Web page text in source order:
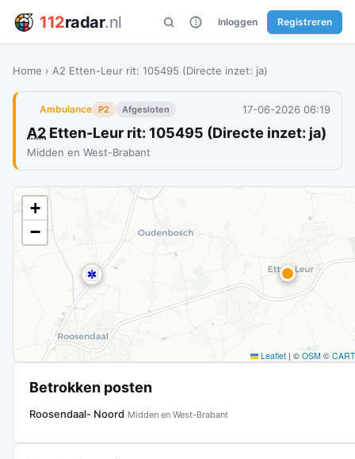
112radar.nl Inloggen Registreren
Home › A2 Etten-Leur rit: 105495 (Directe inzet: ja)
Ambulance P2 Afgesloten 17-06-2026 06:19
A2 Etten-Leur rit: 105495 (Directe inzet: ja)
Midden en West-Brabant
+
−
Leaflet | © OSM ©
Betrokken posten
Roosendaal- Noord Midden en West-Brabant